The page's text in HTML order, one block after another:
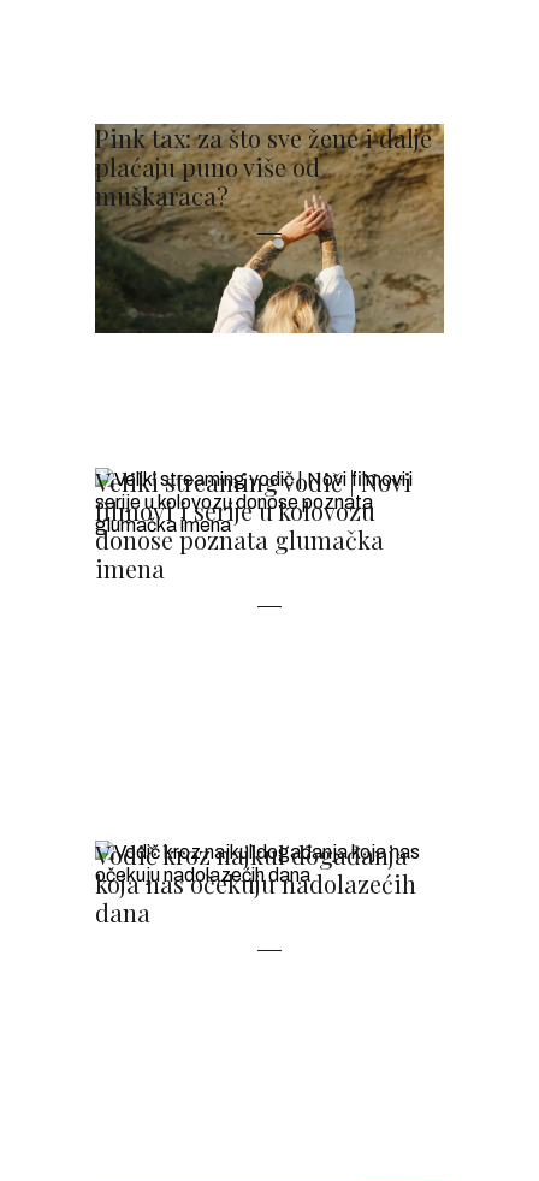
Pink tax: za što sve žene i dalje
plaćaju puno više od
muškaraca?
Veliki streaming vodič | Novi
filmovi i serije u kolovozu
donose poznata glumačka
imena
Vodič kroz najkul događanja
koja nas očekuju nadolazećih
dana